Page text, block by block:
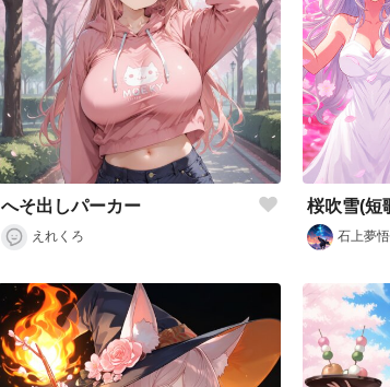
へそ出しパーカー
えれくろ
桜吹雪(短
石上夢